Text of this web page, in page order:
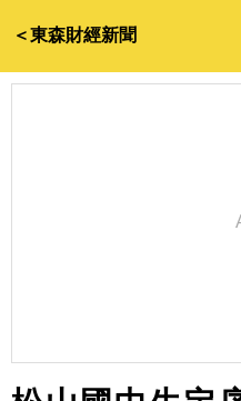
＜東森財經新聞